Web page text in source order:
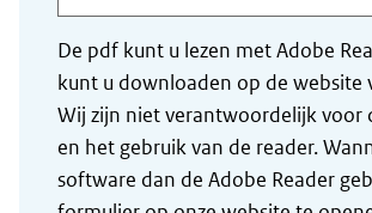
De pdf kunt u lezen met Adobe
kunt u downloaden op de website
Wij zijn niet verantwoordelijk voor
en het gebruik van de reader.
software dan de Adobe Reader